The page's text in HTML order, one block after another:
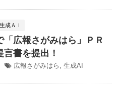
生成ＡＩ
「広報さがみはら」ＰＲ
書を提出！
広報さがみはら , 生成AI